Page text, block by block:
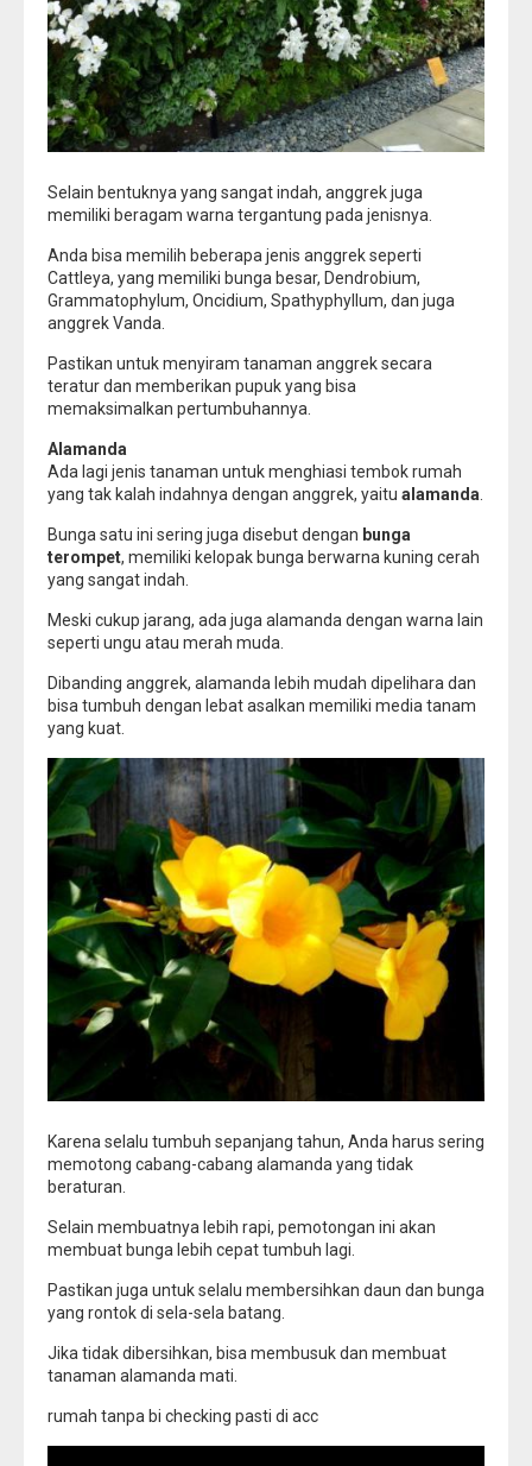
Selain bentuknya yang sangat indah, anggrek juga
memiliki beragam warna tergantung pada jenisnya.
Anda bisa memilih beberapa jenis anggrek seperti
Cattleya, yang memiliki bunga besar, Dendrobium,
Grammatophylum, Oncidium, Spathyphyllum, dan juga
anggrek Vanda.
Pastikan untuk menyiram tanaman anggrek secara
teratur dan memberikan pupuk yang bisa
memaksimalkan pertumbuhannya.
Alamanda
Ada lagi jenis tanaman untuk menghiasi tembok rumah
yang tak kalah indahnya dengan anggrek, yaitu alamanda
Bunga satu ini sering juga disebut dengan bunga
terompet, memiliki kelopak bunga berwarna kuning cerah
yang sangat indah.
Meski cukup jarang, ada juga alamanda dengan warna lain
seperti ungu atau merah muda.
Dibanding anggrek, alamanda lebih mudah dipelihara dan
bisa tumbuh dengan lebat asalkan memiliki media tanam
yang kuat.
Karena selalu tumbuh sepanjang tahun, Anda harus sering
memotong cabang-cabang alamanda yang tidak
beraturan.
Selain membuatnya lebih rapi, pemotongan ini akan
membuat bunga lebih cepat tumbuh lagi.
Pastikan juga untuk selalu membersihkan daun dan bunga
yang rontok di sela-sela batang.
Jika tidak dibersihkan, bisa membusuk dan membuat
tanaman alamanda mati.
rumah tanpa bi checking pasti di acc